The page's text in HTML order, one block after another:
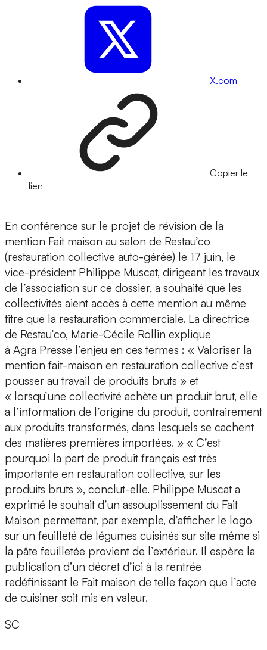
X.com
Copier le
lien
En conférence sur le projet de révision de la
mention Fait maison au salon de Restau’co
(restauration collective auto-gérée) le 17 juin, le
vice-président Philippe Muscat, dirigeant les travaux
de l’association sur ce dossier, a souhaité que les
collectivités aient accès à cette mention au même
titre que la restauration commerciale. La directrice
de Restau’co, Marie-Cécile Rollin explique
à Agra Presse l’enjeu en ces termes : « Valoriser la
mention fait-maison en restauration collective c’est
pousser au travail de produits bruts » et
« lorsqu’une collectivité achète un produit brut, elle
a l’information de l’origine du produit, contrairement
aux produits transformés, dans lesquels se cachent
des matières premières importées. » « C’est
pourquoi la part de produit français est très
importante en restauration collective, sur les
produits bruts », conclut-elle. Philippe Muscat a
exprimé le souhait d’un assouplissement du Fait
Maison permettant, par exemple, d’afficher le logo
sur un feuilleté de légumes cuisinés sur site même si
la pâte feuilletée provient de l’extérieur. Il espère la
publication d’un décret d’ici à la rentrée
redéfinissant le Fait maison de telle façon que l’acte
de cuisiner soit mis en valeur.
SC